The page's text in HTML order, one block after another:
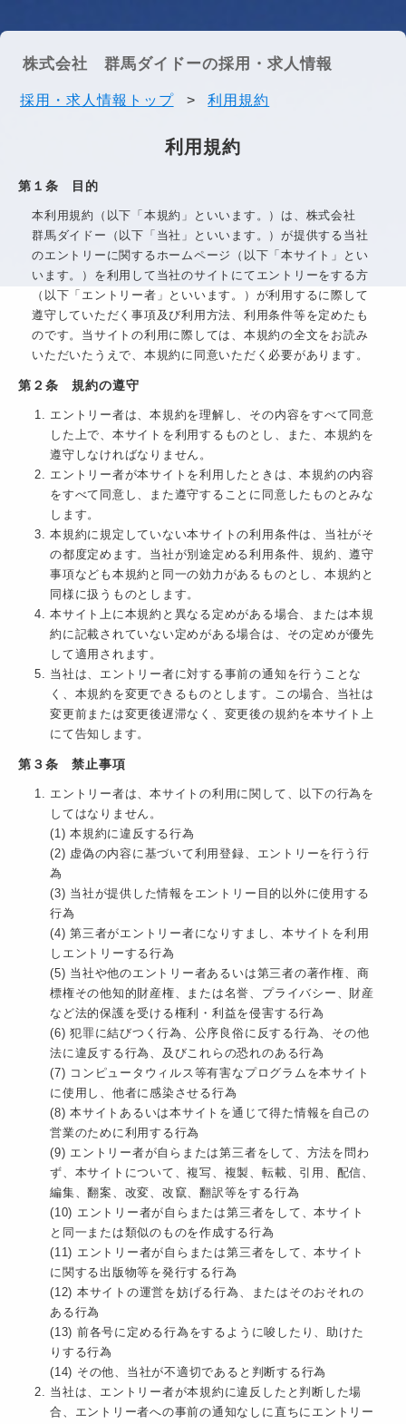
株式会社 群馬ダイドーの採用・求人情報
採用・求人情報トップ > 利用規約
利用規約
第１条 目的
本利用規約（以下「本規約」といいます。）は、 株式会社
群馬ダイドー
（以下「当社」といいます。）が提供する当社
のエントリーに関するホームページ（以下「本サイト」とい
います。）を利用して当社のサイトにてエントリーをする方
（以下「エントリー者」といいます。）が利用するに際して
遵守していただく事項及び利用方法、利用条件等を定めたも
のです。当サイトの利用に際しては、本規約の全文をお読み
いただいたうえで、本規約に同意いただく必要があります。
第２条 規約の遵守
エントリー者は、本規約を理解し、その内容をすべて同意
した上で、本サイトを利用するものとし、また、本規約を
遵守しなければなりません。
エントリー者が本サイトを利用したときは、本規約の内容
をすべて同意し、また遵守することに同意したものとみな
します。
本規約に規定していない本サイトの利用条件は、当社がそ
の都度定めます。当社が別途定める利用条件、規約、遵守
事項なども本規約と同一の効力があるものとし、本規約と
同様に扱うものとします。
本サイト上に本規約と異なる定めがある場合、または本規
約に記載されていない定めがある場合は、その定めが優先
して適用されます。
当社は、エントリー者に対する事前の通知を行うことな
く、本規約を変更できるものとします。この場合、当社は
変更前または変更後遅滞なく、変更後の規約を本サイト上
にて告知します。
第３条 禁止事項
エントリー者は、本サイトの利用に関して、以下の行為を
してはなりません。
(1) 本規約に違反する行為
(2) 虚偽の内容に基づいて利用登録、エントリーを行う行
為
(3) 当社が提供した情報をエントリー目的以外に使用する
行為
(4) 第三者がエントリー者になりすまし、本サイトを利用
しエントリーする行為
(5) 当社や他のエントリー者あるいは第三者の著作権、商
標権その他知的財産権、または名誉、プライバシー、財産
など法的保護を受ける権利・利益を侵害する行為
(6) 犯罪に結びつく行為、公序良俗に反する行為、その他
法に違反する行為、及びこれらの恐れのある行為
(7) コンピュータウィルス等有害なプログラムを本サイト
に使用し、他者に感染させる行為
(8) 本サイトあるいは本サイトを通じて得た情報を自己の
営業のために利用する行為
(9) エントリー者が自らまたは第三者をして、方法を問わ
ず、本サイトについて、複写、複製、転載、引用、配信、
編集、翻案、改変、改竄、翻訳等をする行為
(10) エントリー者が自らまたは第三者をして、本サイト
と同一または類似のものを作成する行為
(11) エントリー者が自らまたは第三者をして、本サイト
に関する出版物等を発行する行為
(12) 本サイトの運営を妨げる行為、またはそのおそれの
ある行為
(13) 前各号に定める行為をするように唆したり、助けた
りする行為
(14) その他、当社が不適切であると判断する行為
当社は、エントリー者が本規約に違反したと判断した場
合、エントリー者への事前の通知なしに直ちにエントリー